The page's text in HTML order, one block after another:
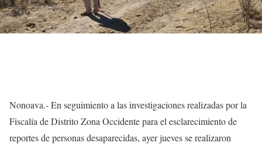
Nonoava.- En seguimiento a las investigaciones realizadas por la
Fiscalía de Distrito Zona Occidente para el esclarecimiento de
reportes de personas desaparecidas, ayer jueves se realizaron